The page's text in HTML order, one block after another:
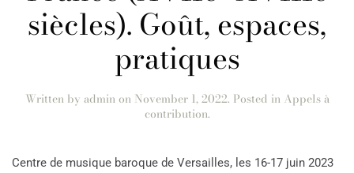
siècles). Goût, espaces,
pratiques
Written by admin on November 1, 2022. Posted in Appels à
contribution.
Centre de musique baroque de Versailles, les 16-17 juin 2023